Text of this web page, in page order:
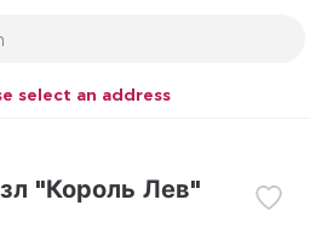
select an address
"Король Лев"